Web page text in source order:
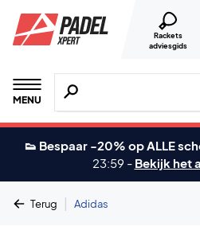
Rackets
adviesgids
MENU
Zoeken naar producten,
👟 Bespaar -20% op ALLE
23:59 - Bekijk het
Terug | Adidas